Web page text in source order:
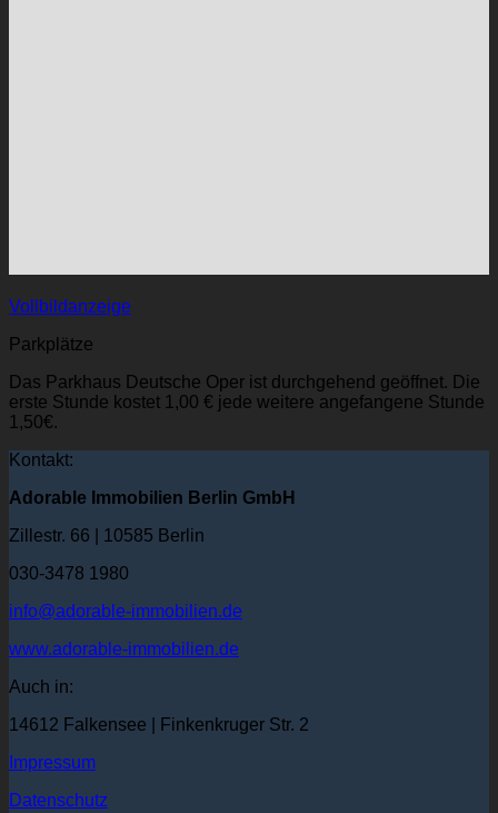
Vollbildanzeige
Parkplätze
Das Parkhaus Deutsche Oper ist durchgehend geöffnet. Die
erste Stunde kostet 1,00 € jede weitere angefangene Stunde
1,50€.
Kontakt:
Adorable Immobilien Berlin GmbH
Zillestr. 66 | 10585 Berlin
030-3478 1980
info@adorable-immobilien.de
www.adorable-immobilien.de
Auch in:
14612 Falkensee | Finkenkruger Str. 2
Impressum
Datenschutz